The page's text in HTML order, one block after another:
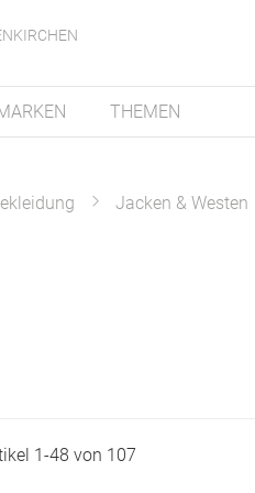
THEMEN
Jacken & Westen
1-48 von 107